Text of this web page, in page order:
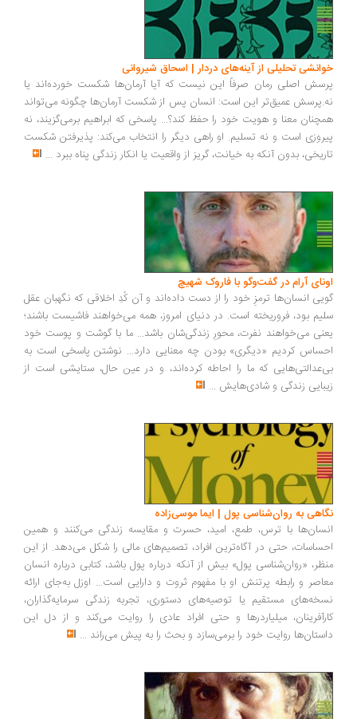
تحلیلی از آینه‌های دردار | اسحاق شیروانی
اصلی رمان صرفاً این نیست که آیا آرمان‌ها شکست خورده‌اند یا
عمیق‌تر این است: انسان پس از شکست آرمان‌ها چگونه می‌تواند
معنا و هویت خود را حفظ کند؟... پاسخی که ابراهیم برمی‌گزیند، نه
است و نه تسلیم. او راهی دیگر را انتخاب می‌کند: پذیرفتن شکست
بدون آنکه به خیانت، گریز از واقعیت یا انکار زندگی پناه ببرد...
آرام در گفت‌وگو با فاروک شهیچ‭
انسان‌ها ترمزِ خود را از دست داده‌اند و آن کُدِ اخلاقی که نگهبان عقل
بود، فروریخته است. در دنیای امروز، همه می‌خواهند فاشیست باشند؛
می‌خواهند نفرت، محورِ زندگی‌شان باشد... ما با گوشت و پوست خود
کردیم «دیگری» بودن چه معنایی دارد... نوشتن پاسخی است به
که ما را احاطه کرده‌اند، و در عین حال، ستایشی است از
زندگی و شادی‌هایش...
به روان‌شناسی پول | ایما موسی‌زاده
با ترس، طمع، امید، حسرت و مقایسه زندگی می‌کنند و همین
حتی در آگاه‌ترین افراد، تصمیم‌های مالی را شکل می‌دهد. از این
«روان‌شناسی پول» بیش از آنکه درباره پول باشد، کتابی درباره انسان
و رابطه پرتنش او با مفهوم ثروت و دارایی است... اوزل به‌جای ارائه
مستقیم یا توصیه‌های دستوری، تجربه زندگی سرمایه‌گذاران،
میلیاردرها و حتی افراد عادی را روایت می‌کند و از دل این
روایت خود را برمی‌سازد و بحث را به پیش می‌راند ...